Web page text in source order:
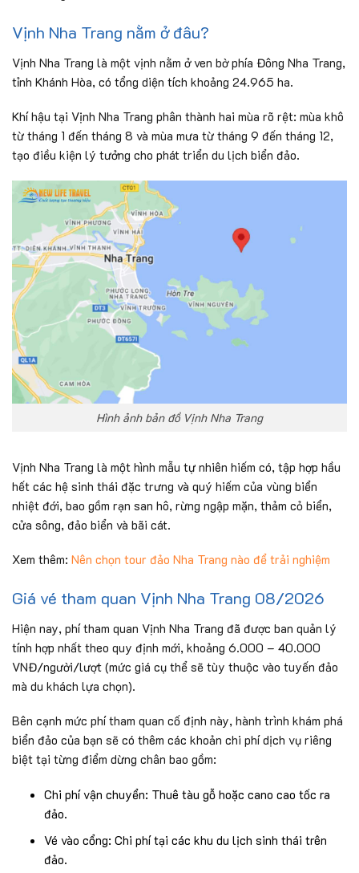
Vịnh Nha Trang nằm ở đâu?
Vịnh Nha Trang là một vịnh nằm ở ven bờ phía Đông Nha Trang,
tỉnh Khánh Hòa, có tổng diện tích khoảng 24.965 ha.
Khí hậu tại Vịnh Nha Trang phân thành hai mùa rõ rệt: mùa khô
từ tháng 1 đến tháng 8 và mùa mưa từ tháng 9 đến tháng 12,
tạo điều kiện lý tưởng cho phát triển du lịch biển đảo.
Hình ảnh bản đồ Vịnh Nha Trang
Vịnh Nha Trang là một hình mẫu tự nhiên hiếm có, tập hợp hầu
hết các hệ sinh thái đặc trưng và quý hiếm của vùng biển
nhiệt đới, bao gồm rạn san hô, rừng ngập mặn, thảm cỏ biển,
cửa sông, đảo biển và bãi cát.
Xem thêm: Nên chọn tour đảo Nha Trang nào để trải nghiệm
Giá vé tham quan Vịnh Nha Trang 08/2026
Hiện nay, phí tham quan Vịnh Nha Trang đã được ban quản lý
tính hợp nhất theo quy định mới, khoảng 6.000 – 40.000
VNĐ/người/lượt (mức giá cụ thể sẽ tùy thuộc vào tuyến đảo
mà du khách lựa chọn).
Bên cạnh mức phí tham quan cố định này, hành trình khám phá
biển đảo của bạn sẽ có thêm các khoản chi phí dịch vụ riêng
biệt tại từng điểm dừng chân bao gồm:
Chi phí vận chuyển: Thuê tàu gỗ hoặc cano cao tốc ra
đảo.
Vé vào cổng: Chi phí tại các khu du lịch sinh thái trên
đảo.